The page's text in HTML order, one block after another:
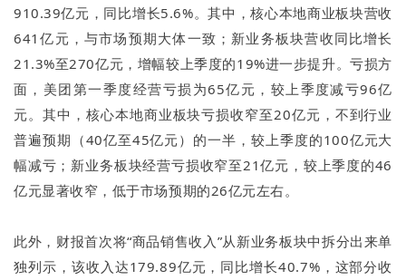
910.39亿元，同比增长5.6%。其中，核心本地商业板块营收
641亿元，与市场预期大体一致；新业务板块营收同比增长
21.3%至270亿元，增幅较上季度的19%进一步提升。亏损方
面，美团第一季度经营亏损为65亿元，较上季度减亏96亿
元。其中，核心本地商业板块亏损收窄至20亿元，不到行业
普遍预期（40亿至45亿元）的一半，较上季度的100亿元大
幅减亏；新业务板块经营亏损收窄至21亿元，较上季度的46
亿元显著收窄，低于市场预期的26亿元左右。
此外，财报首次将“商品销售收入”从新业务板块中拆分出来单
独列示，该收入达179.89亿元，同比增长40.7%，这部分收